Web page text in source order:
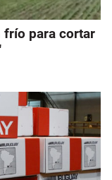
frío para cortar